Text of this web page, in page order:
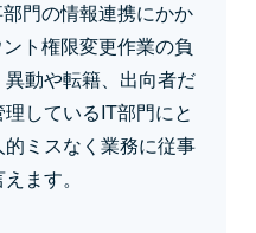
門の情報連携にかか
ト権限変更作業の負
動や転籍、出向者だ
しているIT部門にと
ミスなく業務に従事
ます。